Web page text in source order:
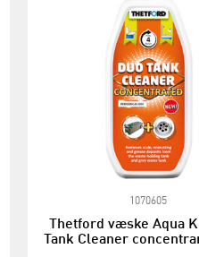
1070605
Thetford væske Aqua
Tank Cleaner